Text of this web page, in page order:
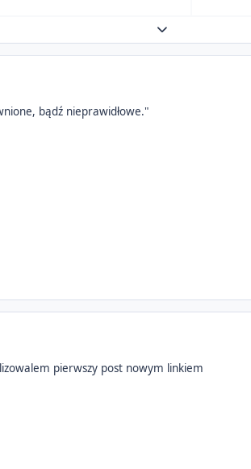
Expand topic
bądź nieprawidłowe."
pierwszy post nowym linkiem